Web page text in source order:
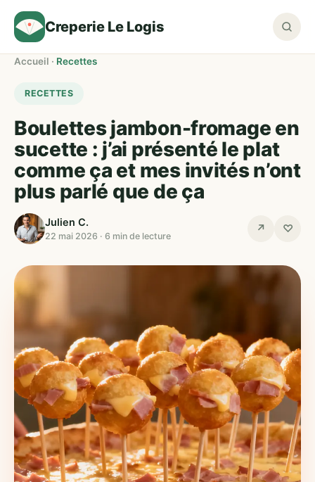
Creperie Le Logis
Accueil · Recettes
RECETTES
Boulettes jambon-fromage en
sucette : j’ai présenté le plat
comme ça et mes invités n’ont
plus parlé que de ça
Julien C.
22 mai 2026 · 6 min de lecture
↗ ♡